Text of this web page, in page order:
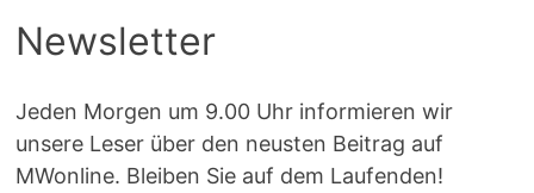
Newsletter
Jeden Morgen um 9.00 Uhr informieren wir
unsere Leser über den neusten Beitrag auf
MWonline. Bleiben Sie auf dem Laufenden!